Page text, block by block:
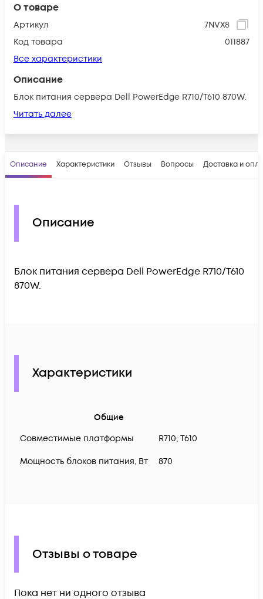
О товаре
Артикул
7NVX8
Код товара
011887
Все характеристики
Описание
Блок питания сервера Dell PowerEdge R710/T610 870W.
Читать далее
Описание Характеристики Отзывы Вопросы Доставка и
Описание
Блок питания сервера Dell PowerEdge R710/T610
870W.
Характеристики
Общие
Совместимые платформы
R710; T610
Мощность блоков питания, Вт 870
Отзывы о товаре
Пока нет ни одного отзыва